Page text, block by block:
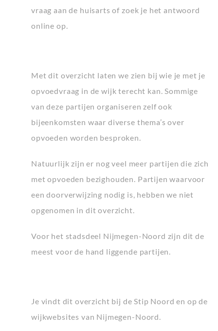
vraag aan de huisarts of zoek je het antwoord
online op.
Met dit overzicht laten we zien bij wie je met je
opvoedvraag in de wijk terecht kan. Sommige
van deze partijen organiseren zelf ook
bijeenkomsten waar diverse thema’s over
opvoeden worden besproken.
Natuurlijk zijn er nog veel meer partijen die zich
met opvoeden bezighouden. Partijen waarvoor
een doorverwijzing nodig is, hebben we niet
opgenomen in dit overzicht.
Voor het stadsdeel Nijmegen-Noord zijn dit de
meest voor de hand liggende partijen.
Je vindt dit overzicht bij de Stip Noord en op de
wijkwebsites van Nijmegen-Noord.